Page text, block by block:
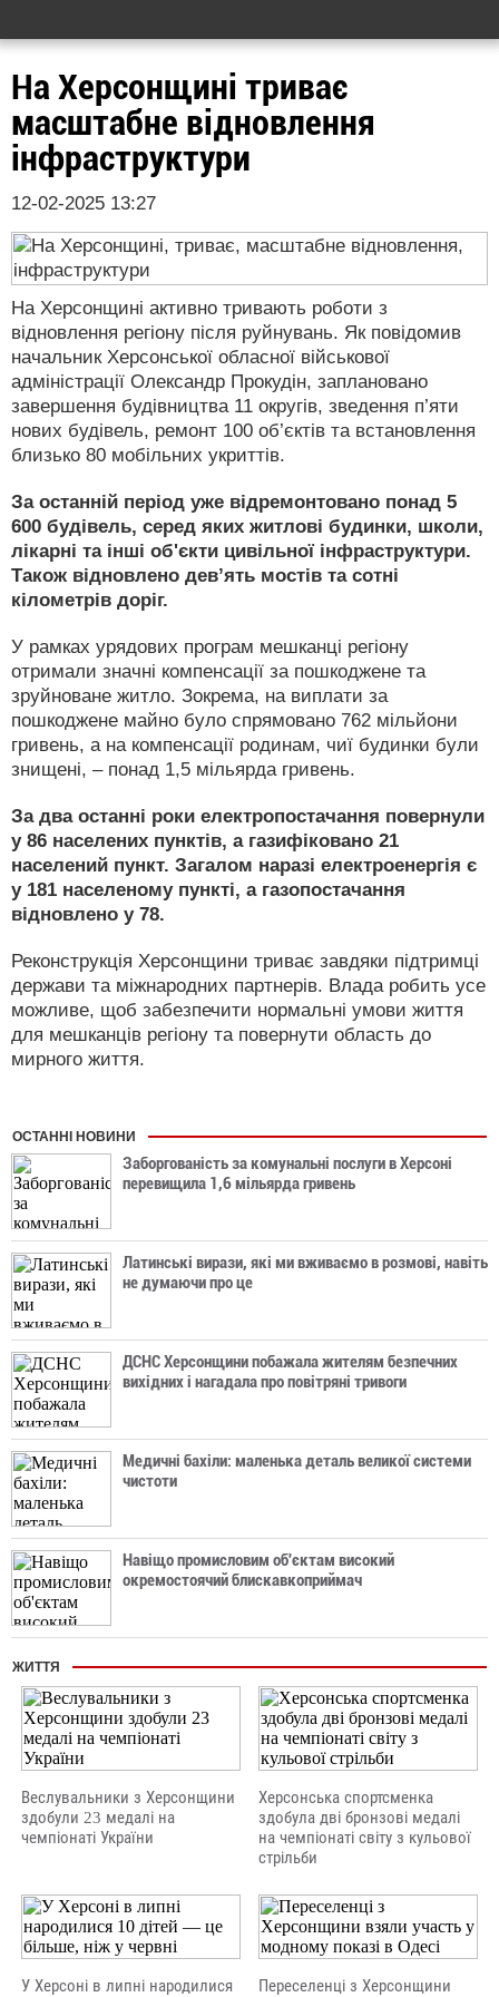
На Херсонщині триває
масштабне відновлення
інфраструктури
12-02-2025 13:27
На Херсонщині активно тривають роботи з
відновлення регіону після руйнувань. Як повідомив
начальник Херсонської обласної військової
адміністрації Олександр Прокудін, заплановано
завершення будівництва 11 округів, зведення п’яти
нових будівель, ремонт 100 об’єктів та встановлення
близько 80 мобільних укриттів.
За останній період уже відремонтовано понад 5
600 будівель, серед яких житлові будинки, школи,
лікарні та інші об'єкти цивільної інфраструктури.
Також відновлено дев’ять мостів та сотні
кілометрів доріг.
У рамках урядових програм мешканці регіону
отримали значні компенсації за пошкоджене та
зруйноване житло. Зокрема, на виплати за
пошкоджене майно було спрямовано 762 мільйони
гривень, а на компенсації родинам, чиї будинки були
знищені, – понад 1,5 мільярда гривень.
За два останні роки електропостачання повернули
у 86 населених пунктів, а газифіковано 21
населений пункт. Загалом наразі електроенергія є
у 181 населеному пункті, а газопостачання
відновлено у 78.
Реконструкція Херсонщини триває завдяки підтримці
держави та міжнародних партнерів. Влада робить усе
можливе, щоб забезпечити нормальні умови життя
для мешканців регіону та повернути область до
мирного життя.
ОСТАННІ НОВИНИ
Заборгованість за комунальні послуги в Херсоні
перевищила 1,6 мільярда гривень
Латинські вирази, які ми вживаємо в розмові, навіть
не думаючи про це
ДСНС Херсонщини побажала жителям безпечних
вихідних і нагадала про повітряні тривоги
Медичні бахіли: маленька деталь великої системи
чистоти
Навіщо промисловим об'єктам високий
окремостоячий блискавкоприймач
ЖИТТЯ
Веслувальники з Херсонщини
здобули 23 медалі на
чемпіонаті України
Херсонська спортсменка
здобула дві бронзові медалі
на чемпіонаті світу з кульової
стрільби
У Херсоні в липні народилися Переселенці з Херсонщини